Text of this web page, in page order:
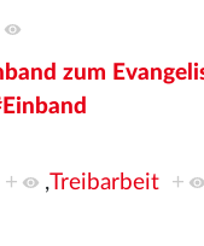
zum
+ , Treibarbeit +